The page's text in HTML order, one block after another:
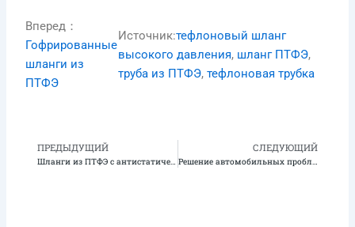
Вперед：
Гофрированные
шланги из
ПТФЭ
Источник:тефлоновый шланг
высокого давления, шланг ПТФЭ,
труба из ПТФЭ, тефлоновая трубка
Предыдущая
ПРЕДЫДУЩИЙ СЛЕДУЮЩИЙ